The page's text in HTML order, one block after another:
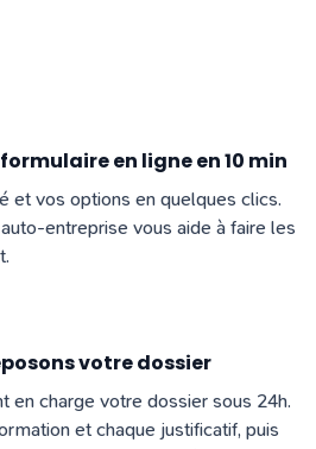
en ligne en 10 min
et vos options en quelques clics.
entreprise vous aide à faire les
votre dossier
en charge votre dossier sous 24h.
et chaque justificatif, puis